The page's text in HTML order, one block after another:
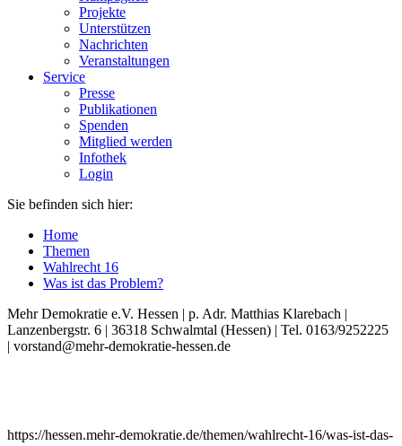
Projekte
Unterstützen
Nachrichten
Veranstaltungen
Service
Presse
Publikationen
Spenden
Mitglied werden
Infothek
Login
Sie befinden sich hier:
Home
Themen
Wahlrecht 16
Was ist das Problem?
Mehr Demokratie e.V. Hessen | p. Adr. Matthias Klarebach |
Lanzenbergstr. 6 | 36318 Schwalmtal (Hessen) | Tel. 0163/9252225
| vorstand@mehr-demokratie-hessen.de
https://hessen.mehr-demokratie.de/themen/wahlrecht-16/was-ist-das-